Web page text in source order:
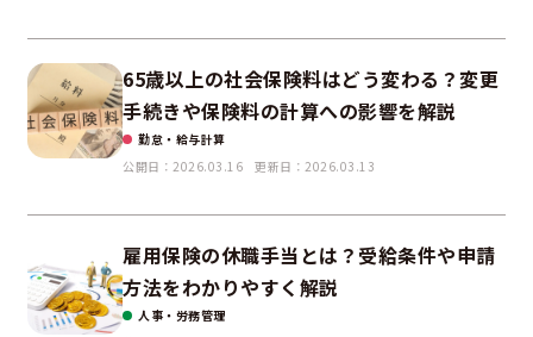
65歳以上の社会保険料はどう変わる？変更
手続きや保険料の計算への影響を解説
勤怠・給与計算
公開日：2026.03.16
更新日：2026.03.13
雇用保険の休職手当とは？受給条件や申請
方法をわかりやすく解説
人事・労務管理